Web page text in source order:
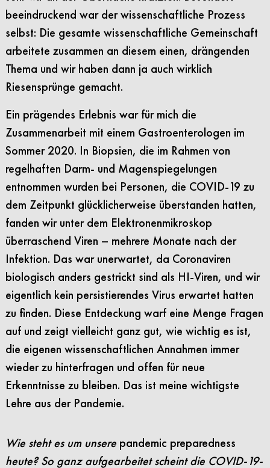
beeindruckend war der wissenschaftliche Prozess
selbst: Die gesamte wissenschaftliche Gemeinschaft
arbeitete zusammen an diesem einen, drängenden
Thema und wir haben dann ja auch wirklich
Riesensprünge gemacht.
Ein prägendes Erlebnis war für mich die
Zusammenarbeit mit einem Gastroenterologen im
Sommer 2020. In Biopsien, die im Rahmen von
regelhaften Darm- und Magenspiegelungen
entnommen wurden bei Personen, die COVID-19 zu
dem Zeitpunkt glücklicherweise überstanden hatten,
fanden wir unter dem Elektronenmikroskop
überraschend Viren – mehrere Monate nach der
Infektion. Das war unerwartet, da Coronaviren
biologisch anders gestrickt sind als HI-Viren, und wir
eigentlich kein persistierendes Virus erwartet hatten
zu finden. Diese Entdeckung warf eine Menge Fragen
auf und zeigt vielleicht ganz gut, wie wichtig es ist,
die eigenen wissenschaftlichen Annahmen immer
wieder zu hinterfragen und offen für neue
Erkenntnisse zu bleiben. Das ist meine wichtigste
Lehre aus der Pandemie.
Wie steht es um unsere pandemic preparedness
heute? So ganz aufgearbeitet scheint die COVID-19-